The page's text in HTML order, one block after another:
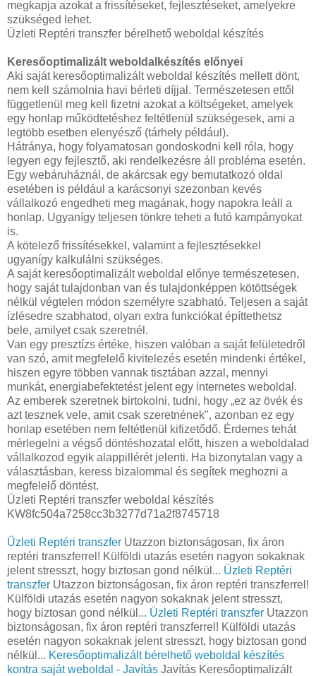
megkapja azokat a frissítéseket, fejlesztéseket, amelyekre
szükséged lehet.
Üzleti Reptéri transzfer bérelhető weboldal készítés
Keresőoptimalizált weboldalkészítés előnyei
Aki saját keresőoptimalizált weboldal készítés mellett dönt,
nem kell számolnia havi bérleti díjjal. Természetesen ettől
függetlenül meg kell fizetni azokat a költségeket, amelyek
egy honlap működtetéshez feltétlenül szükségesek, ami a
legtöbb esetben elenyésző (tárhely például).
Hátránya, hogy folyamatosan gondoskodni kell róla, hogy
legyen egy fejlesztő, aki rendelkezésre áll probléma esetén.
Egy webáruháznál, de akárcsak egy bemutatkozó oldal
esetében is például a karácsonyi szezonban kevés
vállalkozó engedheti meg magának, hogy napokra leáll a
honlap. Ugyanígy teljesen tönkre teheti a futó kampányokat
is.
A kötelező frissítésekkel, valamint a fejlesztésekkel
ugyanígy kalkulálni szükséges.
A saját keresőoptimalizált weboldal előnye természetesen,
hogy saját tulajdonban van és tulajdonképpen kötöttségek
nélkül végtelen módon személyre szabható. Teljesen a saját
ízlésedre szabhatod, olyan extra funkciókat építtethetsz
bele, amilyet csak szeretnél.
Van egy presztízs értéke, hiszen valóban a saját felületedről
van szó, amit megfelelő kivitelezés esetén mindenki értékel,
hiszen egyre többen vannak tisztában azzal, mennyi
munkát, energiabefektetést jelent egy internetes weboldal.
Az emberek szeretnek birtokolni, tudni, hogy „ez az övék és
azt tesznek vele, amit csak szeretnének", azonban ez egy
honlap esetében nem feltétlenül kifizetődő. Érdemes tehát
mérlegelni a végső döntéshozatal előtt, hiszen a weboldalad
vállalkozod egyik alappillérét jelenti. Ha bizonytalan vagy a
választásban, keress bizalommal és segítek meghozni a
megfelelő döntést.
Üzleti Reptéri transzfer weboldal készítés
KW8fc504a7258cc3b3277d71a2f8745718
Üzleti Reptéri transzfer Utazzon biztonságosan, fix áron
reptéri transzferrel! Külföldi utazás esetén nagyon sokaknak
jelent stresszt, hogy biztosan gond nélkül... Üzleti Reptéri
transzfer Utazzon biztonságosan, fix áron reptéri transzferrel!
Külföldi utazás esetén nagyon sokaknak jelent stresszt,
hogy biztosan gond nélkül... Üzleti Reptéri transzfer Utazzon
biztonságosan, fix áron reptéri transzferrel! Külföldi utazás
esetén nagyon sokaknak jelent stresszt, hogy biztosan gond
nélkül... Keresőoptimalizált bérelhető weboldal készítés
kontra saját weboldal - Javítás Javítás Keresőoptimalizált